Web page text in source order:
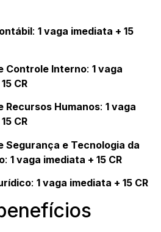
: 1 vaga imediata + 15
Controle Interno: 1 vaga
CR
Recursos Humanos: 1 vaga
CR
Segurança e Tecnologia da
: 1 vaga imediata + 15 CR
: 1 vaga imediata + 15 CR